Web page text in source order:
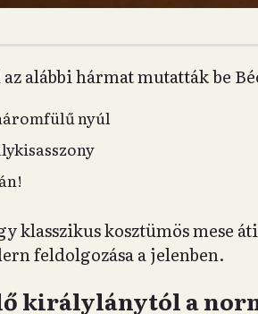
alábbi hármat mutatták be
nyúl
klasszikus kosztümös mese
feldolgozása a jelenben.
királylánytól a